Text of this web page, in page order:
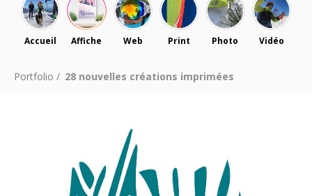
Accueil Affiche Web Print Photo Vidéo
Portfolio / 28 nouvelles créations imprimées